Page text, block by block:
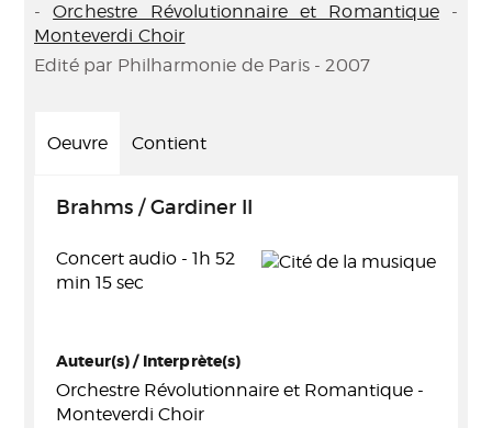
-Orchestre Révolutionnaire et Romantique-
Monteverdi Choir
Edité par Philharmonie de Paris - 2007
Oeuvre Contient
Brahms / Gardiner II
Concert audio - 1h 52
min 15 sec
Auteur(s) / Interprète(s)
Orchestre Révolutionnaire et Romantique -
Monteverdi Choir